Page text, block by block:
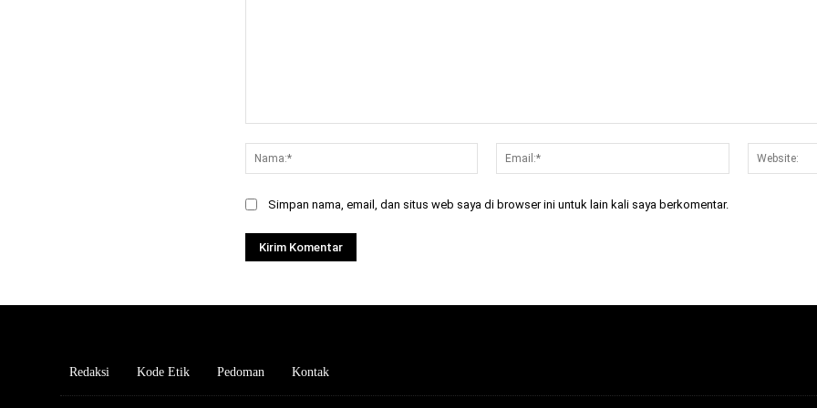
Nama:*
Email:*
Simpan nama, email, dan situs web saya di browser ini untuk lain kali saya berkomentar.
Redaksi Kode Etik Pedoman Kontak